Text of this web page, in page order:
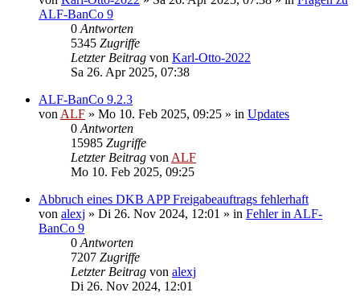
ALF-BanCo 9
0 Antworten
5345 Zugriffe
Letzter Beitrag von Karl-Otto-2022
Sa 26. Apr 2025, 07:38
ALF-BanCo 9.2.3
von ALF » Mo 10. Feb 2025, 09:25 » in Updates
0 Antworten
15985 Zugriffe
Letzter Beitrag von ALF
Mo 10. Feb 2025, 09:25
Abbruch eines DKB APP Freigabeauftrags fehlerhaft
von alexj » Di 26. Nov 2024, 12:01 » in Fehler in ALF-
BanCo 9
0 Antworten
7207 Zugriffe
Letzter Beitrag von alexj
Di 26. Nov 2024, 12:01